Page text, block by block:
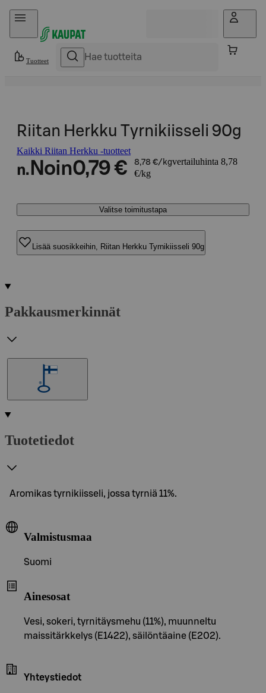
Hyppää sisältöön
Tuotteet
Riitan Herkku Tyrnikiisseli 90g
Kaikki Riitan Herkku -tuotteet
n. Noin0,79 € 8,78 €/kgvertailuhinta 8,78
€/kg
Valitse toimitustapa
Lisää suosikkeihin, Riitan Herkku Tyrnikiisseli 90g
Pakkausmerkinnät
Tuotetiedot
Aromikas tyrnikiisseli, jossa tyrniä 11%.
Valmistusmaa
Suomi
Ainesosat
Vesi, sokeri, tyrnitäysmehu (11%), muunneltu
maissitärkkelys (E1422), säilöntäaine (E202).
Yhteystiedot